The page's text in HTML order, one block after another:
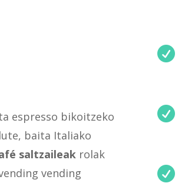
espresso bikoitzeko
baita Italiako
saltzaileak rolak
vending


